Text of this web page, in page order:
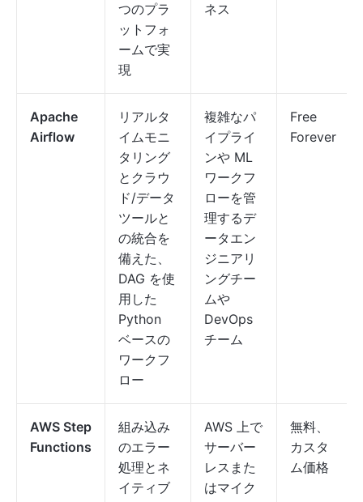
つのプラ
ットフォ
ームで実
現
ネス
Apache
Airflow
リアルタ
イムモニ
タリング
とクラウ
ド/データ
ツールと
の統合を
備えた、
DAG を使
用した
Python
ベースの
ワークフ
ロー
複雑なパ
イプライ
ンや ML
ワークフ
ローを管
理するデ
ータエン
ジニアリ
ングチー
ムや
DevOps
チーム
Free
Forever
AWS Step
Functions
組み込み
のエラー
処理とネ
イティブ
AWS 上で
サーバー
レスまた
はマイク
無料、
カスタ
ム価格